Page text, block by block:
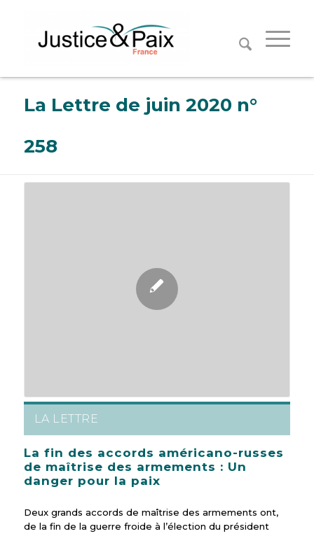
La Lettre de juin 2020 n°
258
LA LETTRE
La fin des accords américano-russes
de maîtrise des armements : Un
danger pour la paix
Deux grands accords de maîtrise des armements ont,
de la fin de la guerre froide à l’élection du président